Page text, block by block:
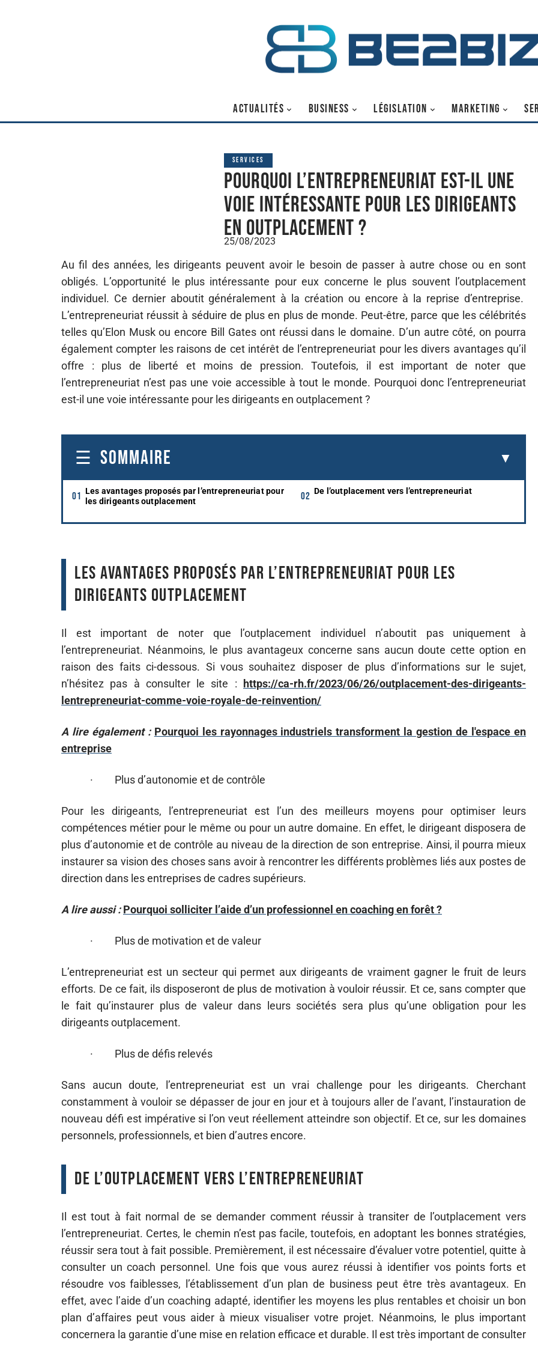
ACTUALITÉS BUSINESS LÉGISLATION MARKETING
SERVICES
Pourquoi l’entrepreneuriat est-il une
voie intéressante pour les dirigeants
en outplacement ?
25/08/2023
Au fil des années, les dirigeants peuvent avoir le besoin de passer à autre chose ou en sont
obligés. L’opportunité le plus intéressante pour eux concerne le plus souvent l’outplacement
individuel. Ce dernier aboutit généralement à la création ou encore à la reprise d’entreprise.
L’entrepreneuriat réussit à séduire de plus en plus de monde. Peut-être, parce que les célébrités
telles qu’Elon Musk ou encore Bill Gates ont réussi dans le domaine. D’un autre côté, on pourra
également compter les raisons de cet intérêt de l’entrepreneuriat pour les divers avantages qu’il
offre : plus de liberté et moins de pression. Toutefois, il est important de noter que
l’entrepreneuriat n’est pas une voie accessible à tout le monde. Pourquoi donc l’entrepreneuriat
est-il une voie intéressante pour les dirigeants en outplacement ?
SOMMAIRE
Les avantages proposés par l’entrepreneuriat pour
les dirigeants outplacement
De l’outplacement vers l’entrepreneuriat
Les avantages proposés par l’entrepreneuriat pour les
dirigeants outplacement
Il est important de noter que l’outplacement individuel n’aboutit pas uniquement à
l’entrepreneuriat. Néanmoins, le plus avantageux concerne sans aucun doute cette option en
raison des faits ci-dessous. Si vous souhaitez disposer de plus d’informations sur le sujet,
n’hésitez pas à consulter le site :
https://ca-rh.fr/2023/06/26/outplacement-des-dirigeants-
lentrepreneuriat-comme-voie-royale-de-reinvention/
A lire également : Pourquoi les rayonnages industriels transforment la gestion de l'espace en
entreprise
· Plus d’autonomie et de contrôle
Pour les dirigeants, l’entrepreneuriat est l’un des meilleurs moyens pour optimiser leurs
compétences métier pour le même ou pour un autre domaine. En effet, le dirigeant disposera de
plus d’autonomie et de contrôle au niveau de la direction de son entreprise. Ainsi, il pourra mieux
instaurer sa vision des choses sans avoir à rencontrer les différents problèmes liés aux postes de
direction dans les entreprises de cadres supérieurs.
A lire aussi : Pourquoi solliciter l’aide d’un professionnel en coaching en forêt ?
· Plus de motivation et de valeur
L’entrepreneuriat est un secteur qui permet aux dirigeants de vraiment gagner le fruit de leurs
efforts. De ce fait, ils disposeront de plus de motivation à vouloir réussir. Et ce, sans compter que
le fait qu’instaurer plus de valeur dans leurs sociétés sera plus qu’une obligation pour les
dirigeants outplacement.
· Plus de défis relevés
Sans aucun doute, l’entrepreneuriat est un vrai challenge pour les dirigeants. Cherchant
constamment à vouloir se dépasser de jour en jour et à toujours aller de l’avant, l’instauration de
nouveau défi est impérative si l’on veut réellement atteindre son objectif. Et ce, sur les domaines
personnels, professionnels, et bien d’autres encore.
De l’outplacement vers l’entrepreneuriat
Il est tout à fait normal de se demander comment réussir à transiter de l’outplacement vers
l’entrepreneuriat. Certes, le chemin n’est pas facile, toutefois, en adoptant les bonnes stratégies,
réussir sera tout à fait possible. Premièrement, il est nécessaire d’évaluer votre potentiel, quitte à
consulter un coach personnel. Une fois que vous aurez réussi à identifier vos points forts et
résoudre vos faiblesses, l’établissement d’un plan de business peut être très avantageux. En
effet, avec l’aide d’un coaching adapté, identifier les moyens les plus rentables et choisir un bon
plan d’affaires peut vous aider à mieux visualiser votre projet. Néanmoins, le plus important
concernera la garantie d’une mise en relation efficace et durable. Il est très important de consulter